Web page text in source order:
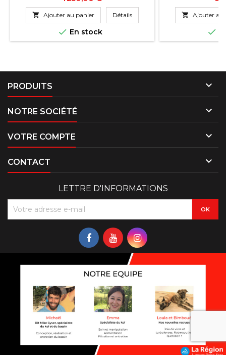
 Ajouter au panier Détails
 En stock
 Ajouter au

PRODUITS 
NOTRE SOCIÉTÉ 
VOTRE COMPTE 
CONTACT 
LETTRE D'INFORMATIONS